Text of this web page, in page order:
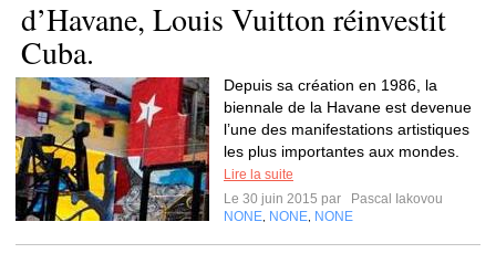
d’Havane, Louis Vuitton réinvestit
Cuba.
Depuis sa création en 1986, la
biennale de la Havane est devenue
l’une des manifestations artistiques
les plus importantes aux mondes.
Lire la suite
Le 30 juin 2015 par
Pascal Iakovou
NONE NONE NONE